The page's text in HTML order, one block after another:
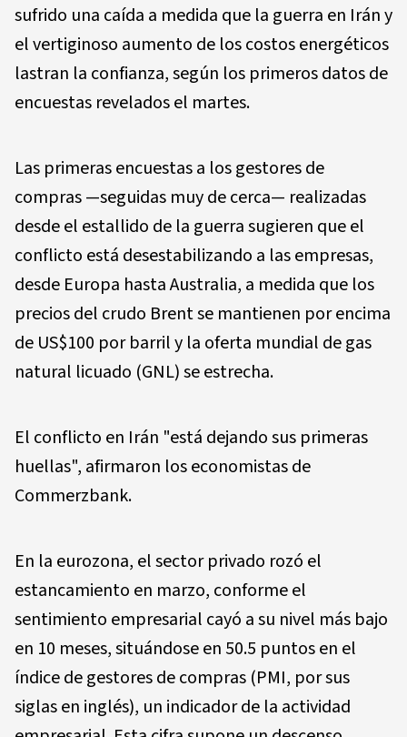
sufrido una caída a medida que la guerra en Irán y
el vertiginoso aumento de los costos energéticos
lastran la confianza, según los primeros datos de
encuestas revelados el martes.
Las primeras encuestas a los gestores de
compras —seguidas muy de cerca— realizadas
desde el estallido de la guerra sugieren que el
conflicto está desestabilizando a las empresas,
desde Europa hasta Australia, a medida que los
precios del crudo Brent se mantienen por encima
de US$100 por barril y la oferta mundial de gas
natural licuado (GNL) se estrecha.
El conflicto en Irán "está dejando sus primeras
huellas", afirmaron los economistas de
Commerzbank.
En la eurozona, el sector privado rozó el
estancamiento en marzo, conforme el
sentimiento empresarial cayó a su nivel más bajo
en 10 meses, situándose en 50.5 puntos en el
índice de gestores de compras (PMI, por sus
siglas en inglés), un indicador de la actividad